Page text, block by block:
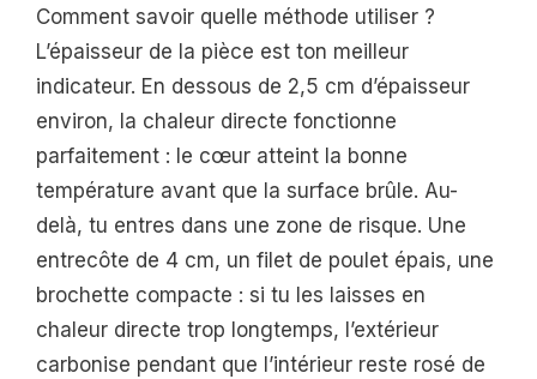
Comment savoir quelle méthode utiliser ?
L’épaisseur de la pièce est ton meilleur
indicateur. En dessous de 2,5 cm d’épaisseur
environ, la chaleur directe fonctionne
parfaitement : le cœur atteint la bonne
température avant que la surface brûle. Au-
delà, tu entres dans une zone de risque. Une
entrecôte de 4 cm, un filet de poulet épais, une
brochette compacte : si tu les laisses en
chaleur directe trop longtemps, l’extérieur
carbonise pendant que l’intérieur reste rosé de